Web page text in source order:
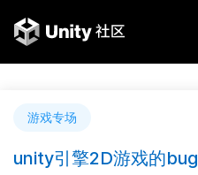
游戏专场
unity引擎2D游戏的bug